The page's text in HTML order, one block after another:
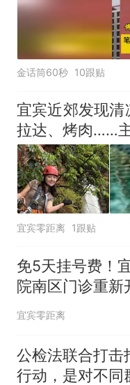
金话筒60秒 10跟贴
宜宾近郊发现
拉达、烤肉……
宜宾零距离 1跟贴
免5天挂号费！
院南区门诊重新
间就在
宜宾零距离
公检法联合打击
行动，是对不同